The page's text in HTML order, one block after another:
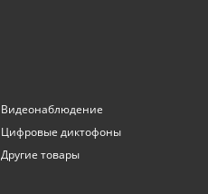
Видеонаблюдение
Цифровые диктофоны
Другие товары